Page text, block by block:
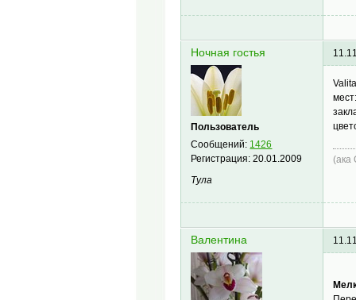
Ночная гостья
Пользователь
Сообщений: 1426
Регистрация:20.01.2009
Тула
(ака
Валентина